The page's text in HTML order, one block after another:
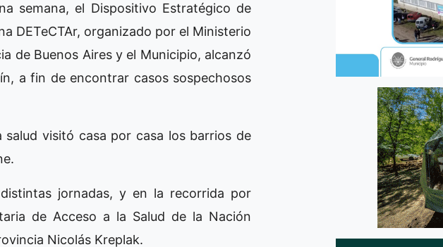
semana, el Dispositivo Estratégico de
DETeCTAr, organizado por el Ministerio
de Buenos Aires y el Municipio, alcanzó
a fin de encontrar casos sospechosos
visitó casa por casa los barrios de
jornadas, y en la recorrida por
de Acceso a la Salud de la Nación
Nicolás Kreplak.